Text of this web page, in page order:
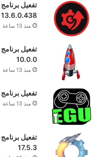
13.6.0.438
منذ 13 ساعة
10.0.0
منذ 13 ساعة
تفعيل برنامج Easy Gamer Utility PRO 2.0.0.0
منذ 13 ساعة
17.5.3